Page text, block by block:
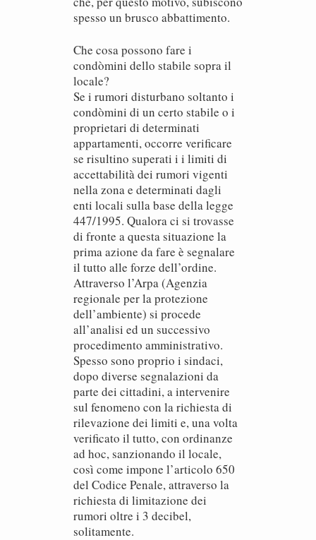
spesso un brusco abbattimento.
Che cosa possono fare i
condòmini dello stabile sopra il
locale?
Se i rumori disturbano soltanto i
condòmini di un certo stabile o i
proprietari di determinati
appartamenti, occorre verificare
se risultino superati i i limiti di
accettabilità dei rumori vigenti
nella zona e determinati dagli
enti locali sulla base della legge
447/1995. Qualora ci si trovasse
di fronte a questa situazione la
prima azione da fare è segnalare
il tutto alle forze dell’ordine.
Attraverso l’Arpa (Agenzia
regionale per la protezione
dell’ambiente) si procede
all’analisi ed un successivo
procedimento amministrativo.
Spesso sono proprio i sindaci,
dopo diverse segnalazioni da
parte dei cittadini, a intervenire
sul fenomeno con la richiesta di
rilevazione dei limiti e, una volta
verificato il tutto, con ordinanze
ad hoc, sanzionando il locale,
così come impone l’articolo 650
del Codice Penale, attraverso la
richiesta di limitazione dei
rumori oltre i 3 decibel,
solitamente.